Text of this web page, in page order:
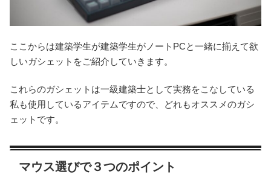
ここからは建築学生が建築学生がノートPCと一緒に揃えて欲
しいガシェットをご紹介していきます。
これらのガシェットは一級建築士として実務をこなしている
私も使用しているアイテムですので、どれもオススメのガシ
ェットです。
マウス選びで３つのポイント